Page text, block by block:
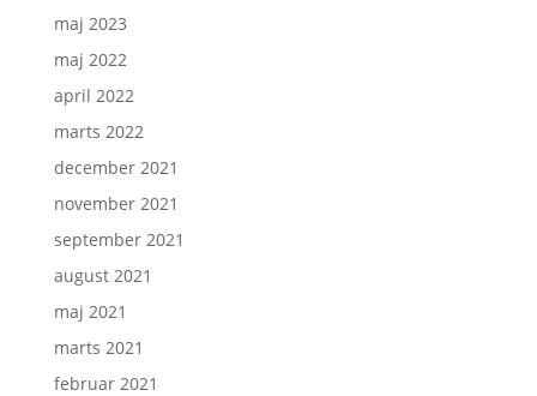
maj 2023
maj 2022
april 2022
marts 2022
december 2021
november 2021
september 2021
august 2021
maj 2021
marts 2021
februar 2021